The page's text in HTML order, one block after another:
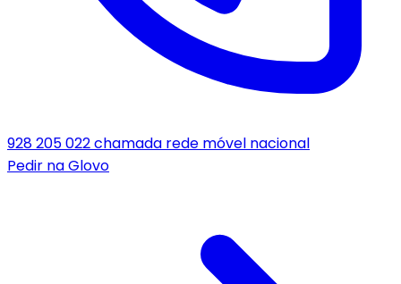
928 205 022chamada rede móvel nacional
Pedir naGlovo